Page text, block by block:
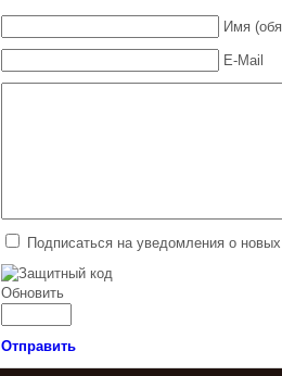
Имя
E-Mail
Подписаться на уведомления о
Обновить
Отправить